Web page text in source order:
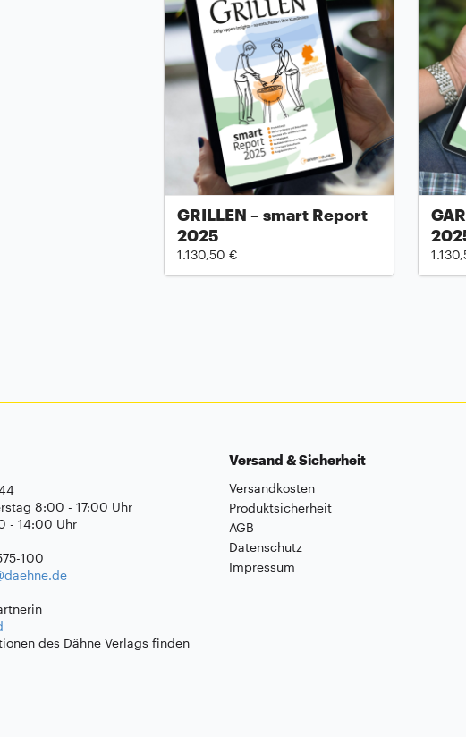
GRILLEN – smart Report
2025
1.130,50 €
8:00 - 17:00 Uhr
- 14:00 Uhr
100
des Dähne Verlags finden
Versand & Sicherheit
Versandkosten
Produktsicherheit
AGB
Datenschutz
Impressum